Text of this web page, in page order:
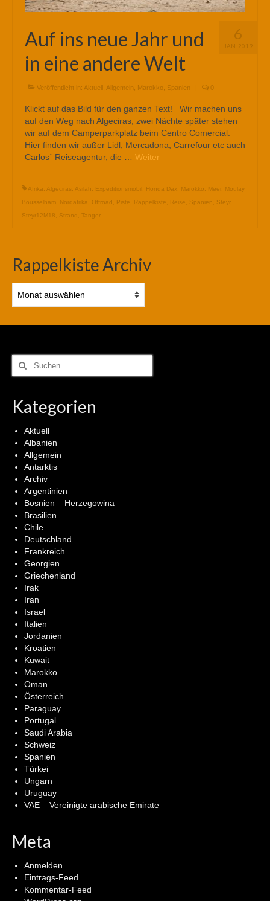
6
JAN. 2019
Auf ins neue Jahr und
in eine andere Welt
Veröffentlicht in: Aktuell Allgemein Marokko Spanien | 0
Klickt auf das Bild für den ganzen Text! Wir machen uns
auf den Weg nach Algeciras, zwei Nächte später stehen
wir auf dem Camperparkplatz beim Centro Comercial.
Hier finden wir außer Lidl, Mercadona, Carrefour etc auch
Carlos´ Reiseagentur, die … Weiter
Afrika Algeciras Asilah Expeditionsmobil Honda Dax Marokko Meer, Moulay
Bousselham
Nordafrika Offroad Piste Rappelkiste Reise Spanien Steyr,
Steyr12M18
Strand Tanger
Rappelkiste Archiv
Archiv
Suchen
nach:
Kategorien
Aktuell
Albanien
Allgemein
Antarktis
Archiv
Argentinien
Bosnien – Herzegowina
Brasilien
Chile
Deutschland
Frankreich
Georgien
Griechenland
Irak
Iran
Israel
Italien
Jordanien
Kroatien
Kuwait
Marokko
Oman
Österreich
Paraguay
Portugal
Saudi Arabia
Schweiz
Spanien
Türkei
Ungarn
Uruguay
VAE – Vereinigte arabische Emirate
Meta
Anmelden
Eintrags-Feed
Kommentar-Feed